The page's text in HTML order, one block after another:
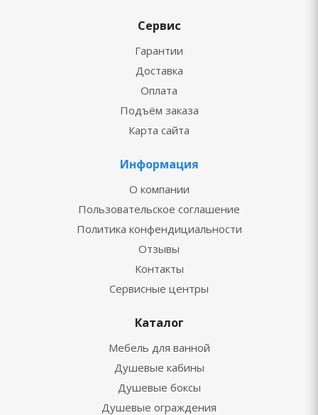
Сервис
Гарантии
Доставка
Оплата
Подъём заказа
Карта сайта
Информация
О компании
Пользовательское соглашение
Политика конфендициальности
Отзывы
Контакты
Сервисные центры
Каталог
Мебель для ванной
Душевые кабины
Душевые боксы
Душевые ограждения